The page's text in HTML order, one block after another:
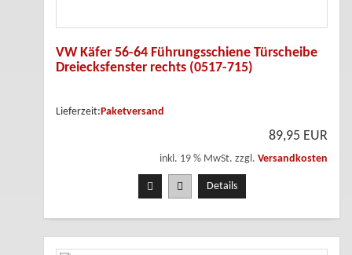
VW Käfer 56-64 Führungsschiene Türscheibe
Dreiecksfenster rechts (0517-715)
Lieferzeit: Paketversand
89,95 EUR
inkl. 19 % MwSt. zzgl. Versandkosten
Details